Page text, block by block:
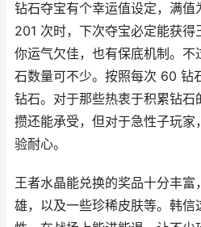
钻石夺宝有个幸运值设定，满值
201 次时，下次夺宝必定能获
你运气欠佳，也有保底机制。
石数量可不少。按照每次 60 钻
钻石。对于那些热衷于积累钻石
攒还能承受，但对于急性子玩家
验耐心。
王者水晶能兑换的奖品十分丰富
雄，以及一些珍稀皮肤等。韩信